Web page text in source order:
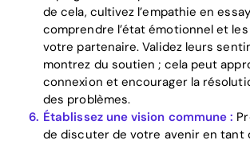
de cela, cultivez l’empathie en
comprendre l’état émotionnel et
votre partenaire. Validez leurs
montrez du soutien ; cela peut
connexion et encourager la
des problèmes.
Établissez une vision commune :
de discuter de votre avenir en tant